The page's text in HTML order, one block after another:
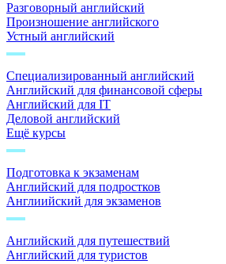
Разговорный английский
Произношение английского
Устный английский
Специализированный английский
Английский для финансовой сферы
Английский для IT
Деловой английский
Ещё курсы
Подготовка к экзаменам
Английский для подростков
Англиийский для экзаменов
Английский для путешествий
Английский для туристов